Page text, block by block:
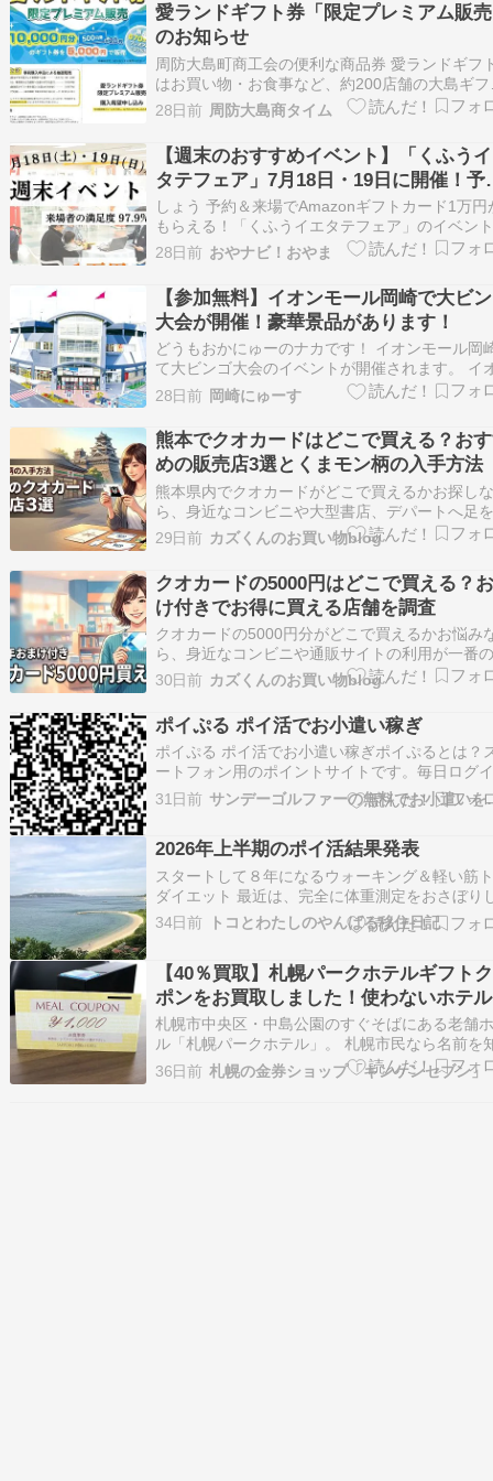
愛ランドギフト券「限定プレミアム販
のお知らせ
周防大島町商工会の便利な商品券 愛ランドギフ
はお買い物・お食事など、約200店舗の大島ギフ
カード会加盟店で幅広く使える商品券です。そ
ランドギフト券が、今年も限定プレミアム販売
ることとなりました。たくさんの方に気軽にご
頂ける内容で、 販売は事前申込による抽選方
28日前 周防大島商タイム
【週末のおすすめイベント】「くふう
タテフェア」7月18日・19日に開催！予
約・来場でAmazonギフトカード1万円
レゼント#PR｜宇都宮
しょう 予約＆来場でAmazonギフトカード1万円
もらえる！「くふうイエタテフェア」のイベン
報をお届け！ このボタンからの予約でAmazon
トカード1万円分プレゼント > 来場予約はこち
場者の満足度97.9％「くふうイエタテフェア」
催！ 子育てファミリーにピ…
28日前 おやナビ！おやま
【参加無料】イオンモール岡崎で大ビ
大会が開催！豪華景品があります！
どうもおかにゅーのナカです！ イオンモール岡
て大ビンゴ大会のイベントが開催されます。 イ
モール岡崎で大ビンゴ大会が開催！ 2026年7月
(日)イオンモール岡崎のセントラルコートで「大
ンゴ大会」が開催されます。 イオンモール岡崎
える専門店共通お買物券やイオンシネ…
28日前 岡崎にゅーす
熊本でクオカードはどこで買える？お
めの販売店3選とくまモン柄の入手方法
熊本県内でクオカードがどこで買えるかお探しな
ら、身近なコンビニや大型書店、デパートへ足
ぶのが確実です。 お祝いや返礼品として急に必
なっても、在庫状況やラッピングの有無が分か
困ってしまうことはありませんか？ そんな悩み
地域ごとの販売店や「くまモン柄」が手に入る穴
場…
29日前 カズくんのお買い物blog
クオカードの5000円はどこで買える？
け付きでお得に買える店舗を調査
クオカードの5000円分がどこで買えるかお悩み
ら、身近なコンビニや通販サイトの利用が一番
道。 急な贈り物やお礼で必要なとき、どのお店
けば確実に入手できるのか迷ってしまいますよ
ご安心ください、実は額面以上にお得な「おま
き」をゲットする裏ワザがあるのです。 損を…
30日前 カズくんのお買い物blog
ポイぷる ポイ活でお小遣い稼ぎ
ポイぷる ポイ活でお小遣い稼ぎポイぷるとは？
ートフォン用のポイントサイトです。毎日ログ
するだけでポイントが貰え、その他にはゲーム
ョッピング等でポイント貯められます。現金や
営は株式会社EQUALITYと言う会社で、会社設…
31日前 サンデーゴ
2026年上半期のポイ活結果発表
スタートして８年になるウォーキング＆軽い筋
ダイエット 最近は、完全に体重測定をおさぼり
います なんとなく、体重が増えてきているのも
ありつつ…なんとか横ばいに持っていきたいと
っとクリアできている三日坊主の自分を褒めて
34日前 トコとわたしのやんばる移住日記
【40％買取】札幌パークホテルギフト
ポンをお買取しました！使わないホテ
は換金がおすすめ
札幌市中央区・中島公園のすぐそばにある老舗
ル「札幌パークホテル」。 札幌市民なら名前を
ない方は少ない有名ホテルですが、実際に宿泊
り、館内レストランを利用したりする機会は意
36日前 札幌の金券ショップ「キンケンセブン」